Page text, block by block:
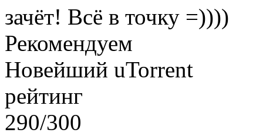
зачёт! Всё в точку =))))
Рекомендуем
Новейший uTorrent
рейтинг
290/300